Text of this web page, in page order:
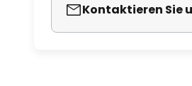
Kontaktieren Sie